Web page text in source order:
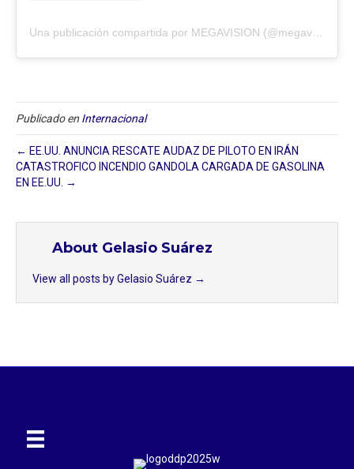
Publicado en Internacional
← EE.UU. ANUNCIA RESCATE AUDAZ DE PILOTO EN IRÁN
CATASTROFICO INCENDIO GANDOLA CARGADA DE GASOLINA
EN EE.UU. →
About Gelasio Suárez
View all posts by Gelasio Suárez →